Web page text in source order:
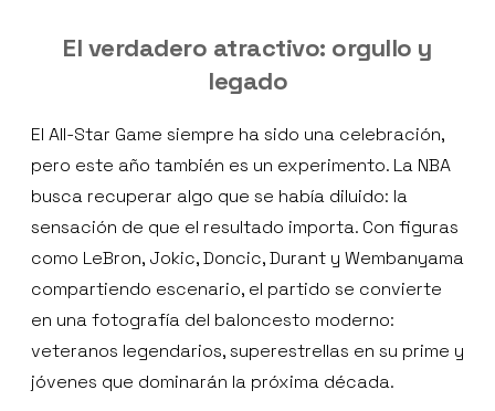
El verdadero atractivo: orgullo y
legado
El All-Star Game siempre ha sido una celebración,
pero este año también es un experimento. La NBA
busca recuperar algo que se había diluido: la
sensación de que el resultado importa. Con figuras
como LeBron, Jokic, Doncic, Durant y Wembanyama
compartiendo escenario, el partido se convierte
en una fotografía del baloncesto moderno:
veteranos legendarios, superestrellas en su prime y
jóvenes que dominarán la próxima década.